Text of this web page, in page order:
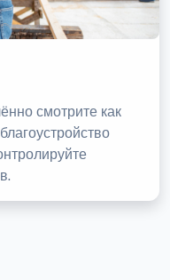
смотрите как